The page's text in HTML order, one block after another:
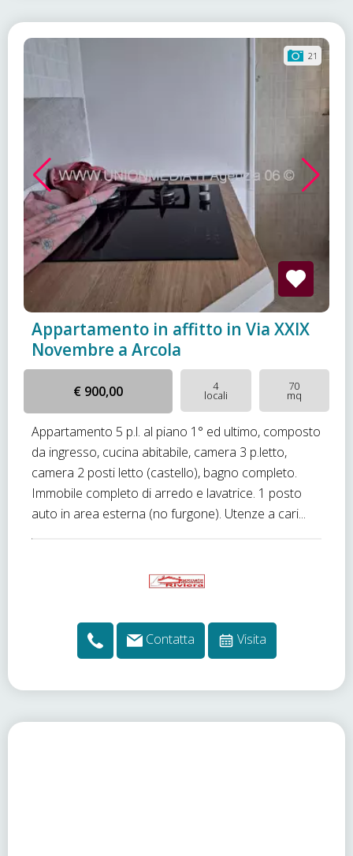
21
Appartamento in affitto in Via XXIX
Novembre a Arcola
€ 900,00 4
locali
70
mq
Appartamento 5 p.l. al piano 1° ed ultimo, composto
da ingresso, cucina abitabile, camera 3 p.letto,
camera 2 posti letto (castello), bagno completo.
Immobile completo di arredo e lavatrice. 1 posto
auto in area esterna (no furgone). Utenze a cari...
Contatta Visita